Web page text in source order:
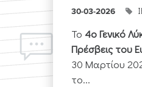
30-03-2026
Το 4ο Γενικό
Πρέσβεις του
30 Μαρτίου
το...